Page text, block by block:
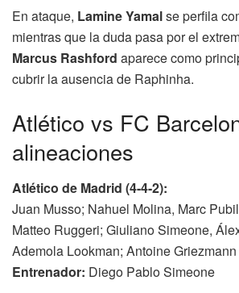
En ataque, Lamine Yamalse perfila
mientras que la duda pasa por el
Marcus Rashford aparece como
cubrir la ausencia de Raphinha.
Atlético vs FC
alineaciones
Atlético de Madrid (4-4-2):
Juan Musso; Nahuel Molina, Marc
Matteo Ruggeri; Giuliano Simeone,
Ademola Lookman; Antoine
Entrenador: Diego Pablo Simeone